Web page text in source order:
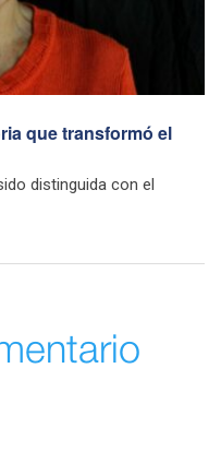
que transformó el
distinguida con el